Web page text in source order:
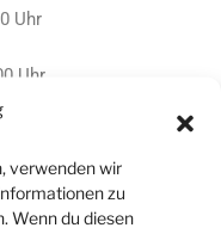
verwenden wir
zu
Wenn du diesen
Uhr
Uhr
sich meine
Terminen.
174 6323435 oder